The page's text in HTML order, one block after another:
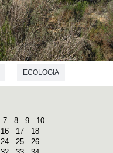
ECOLOGIA
7 8 9
10
16 17
18
24 25
26